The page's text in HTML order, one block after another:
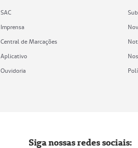
SAC
Imprensa
Central de Marcações
Aplicativo
Ouvidoria
Siga nossas redes sociais: